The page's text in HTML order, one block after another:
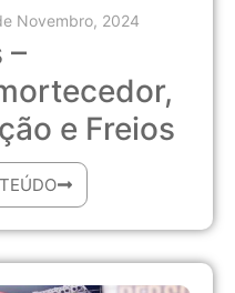
Novembro, 2024
–
e Freios